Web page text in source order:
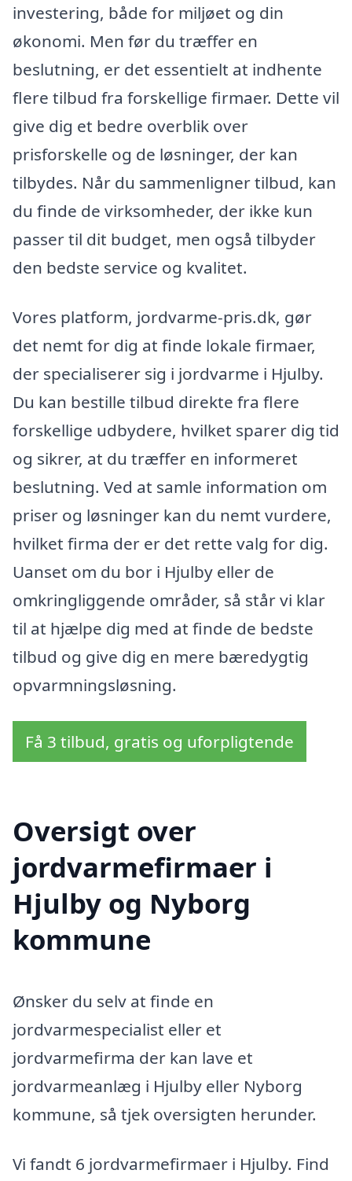
investering, både for miljøet og din
økonomi. Men før du træffer en
beslutning, er det essentielt at indhente
flere tilbud fra forskellige firmaer. Dette vil
give dig et bedre overblik over
prisforskelle og de løsninger, der kan
tilbydes. Når du sammenligner tilbud, kan
du finde de virksomheder, der ikke kun
passer til dit budget, men også tilbyder
den bedste service og kvalitet.
Vores platform, jordvarme-pris.dk, gør
det nemt for dig at finde lokale firmaer,
der specialiserer sig i jordvarme i Hjulby.
Du kan bestille tilbud direkte fra flere
forskellige udbydere, hvilket sparer dig tid
og sikrer, at du træffer en informeret
beslutning. Ved at samle information om
priser og løsninger kan du nemt vurdere,
hvilket firma der er det rette valg for dig.
Uanset om du bor i Hjulby eller de
omkringliggende områder, så står vi klar
til at hjælpe dig med at finde de bedste
tilbud og give dig en mere bæredygtig
opvarmningsløsning.
Få 3 tilbud, gratis og uforpligtende
Oversigt over
jordvarmefirmaer i
Hjulby og Nyborg
kommune
Ønsker du selv at finde en
jordvarmespecialist eller et
jordvarmefirma der kan lave et
jordvarmeanlæg i Hjulby eller Nyborg
kommune, så tjek oversigten herunder.
Vi fandt 6 jordvarmefirmaer i Hjulby. Find